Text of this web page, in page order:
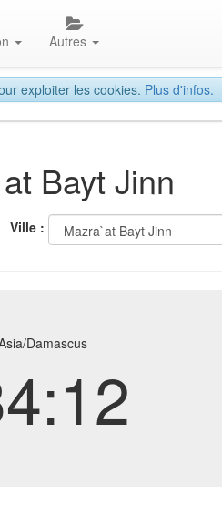
exploiter les cookies. Plus d'infos.
Autres
Bayt Jinn
Ville :
Damascus